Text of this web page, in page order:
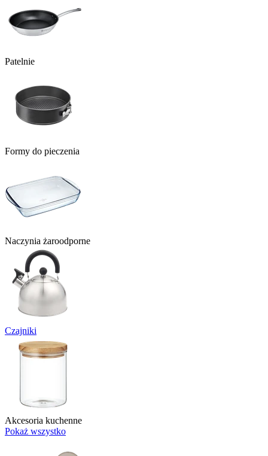
Patelnie
Formy do pieczenia
Naczynia żaroodporne
Czajniki
Akcesoria kuchenne
Pokaż wszystko